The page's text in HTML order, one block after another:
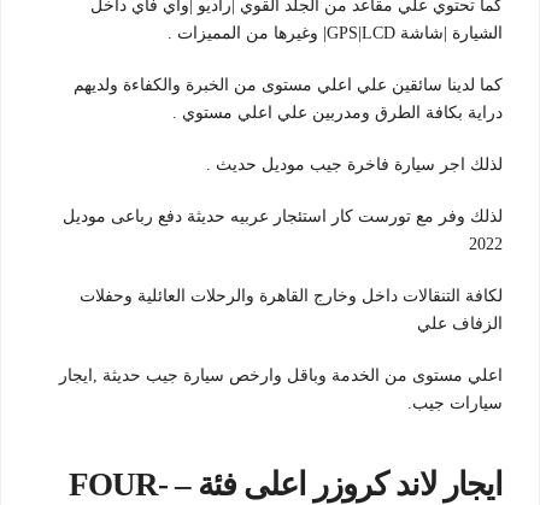
كما تحتوي علي مقاعد من الجلد القوي |راديو |واي فاي داخل
الشيارة |شاشة GPS|LCD| وغيرها من المميزات .
كما لدينا سائقين علي اعلي مستوى من الخبرة والكفاءة ولديهم
دراية بكافة الطرق ومدربين علي اعلي مستوي .
لذلك اجر سيارة فاخرة جيب موديل حديث .
لذلك وفر مع تورست كار استئجار عربيه حديثة دفع رباعى موديل
2022
لكافة التنقالات داخل وخارج القاهرة والرحلات العائلية وحفلات
الزفاف علي
اعلي مستوى من الخدمة وباقل وارخص سيارة جيب حديثة ,ايجار
سيارات جيب.
ايجار لاند كروزر اعلى فئة – FOUR-